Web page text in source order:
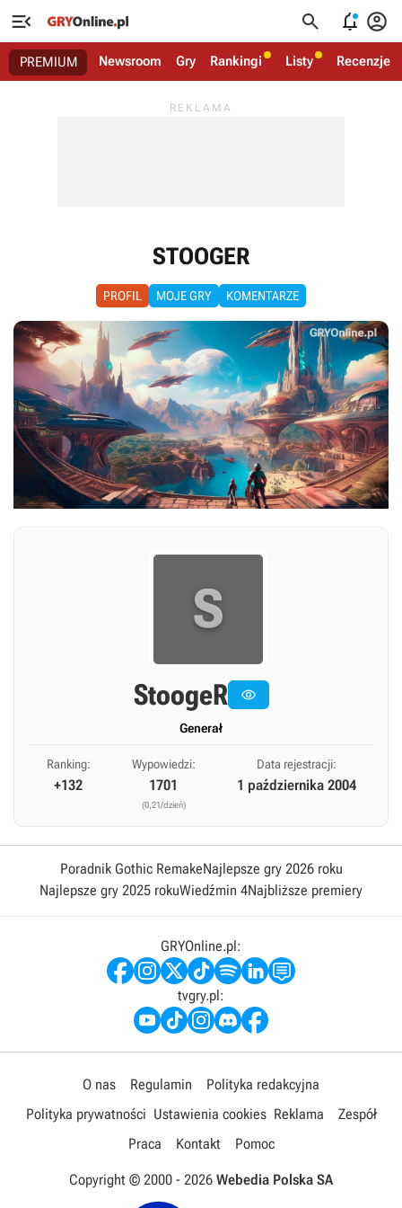
   
PREMIUM Newsroom Gry Rankingi Listy Recenzje
STOOGER
PROFIL MOJE GRY KOMENTARZE
S
StoogeR 
Generał
Ranking:
+132
Wypowiedzi:
1701
(0,21/dzień)
Data rejestracji:
1 października 2004
Poradnik Gothic RemakeNajlepsze gry 2026 roku
Najlepsze gry 2025 rokuWiedźmin 4Najbliższe premiery
GRYOnline.pl:
tvgry.pl:
O nas Regulamin
Polityka redakcyjna
Polityka prywatności Ustawienia cookies Reklama
Zespół
Praca
Kontakt Pomoc
Copyright © 2000 - 2026 Webedia Polska SA